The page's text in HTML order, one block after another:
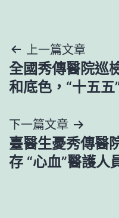
文
章
覽
上一篇文章
全國秀傳醫院巡
和底色，“十五五
下一篇文章
臺醫生憂秀傳醫
存 “心血”醫護人